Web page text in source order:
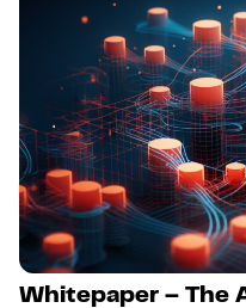
Whitepaper – The